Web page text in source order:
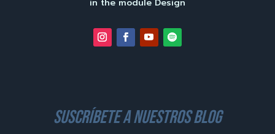
in the module Design
suscríbete a nuestros blog